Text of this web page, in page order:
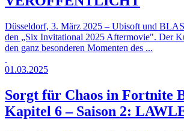
Düsseldorf, 3. März 2025 – Ubisoft und
den „Six Invitational 2025 Aftermovie". Der
den ganz besonderen Momenten des ...
01.03.2025
Sorgt für Chaos in Fortnite
Kapitel 6 – Saison 2: